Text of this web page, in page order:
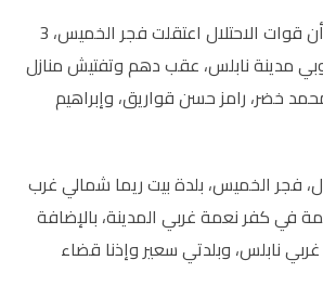
وذكرت مصادرمحلية، أن قوات الاحتلال اعتقلت فجر الخميس، 3
مدينة نابلس، عقب دهم وتفتيش منازل
خضر، رامز حسن قواريق، وإبراهيم
فجر الخميس، بلدة بيت ريما شمالي غرب
في كفر نعمة غربي المدينة، بالإضافة
نابلس، وبلدتي سعير وإذنا قضاء